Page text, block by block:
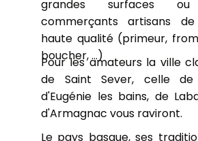
grandes surfaces
commerçants artisans
haute qualité (primeur,
boucher, …)
Pour les amateurs la ville
de Saint Sever, celle de
d'Eugénie les bains, de
d'Armagnac vous raviront.
Le pays basque, ses